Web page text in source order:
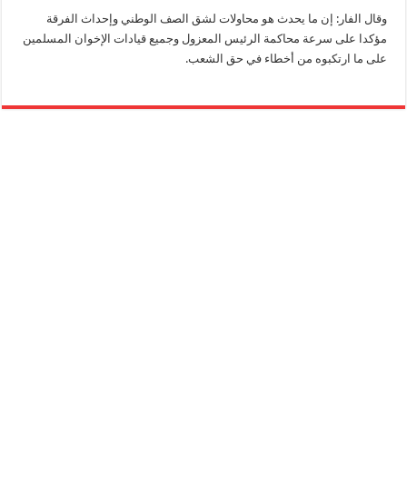
وقال الفار: إن ما يحدث هو محاولات لشق الصف الوطني وإحداث الفرقة
مؤكدا على سرعة محاكمة الرئيس المعزول وجميع قيادات الإخوان المسلمين
على ما ارتكبوه من أخطاء في حق الشعب.